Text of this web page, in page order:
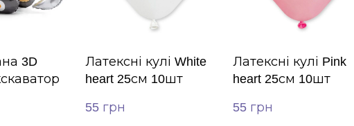
3D
Латексні кулі White
heart 25см 10шт
55 грн
Латексні кулі Pink
heart 25см 10шт
55 грн